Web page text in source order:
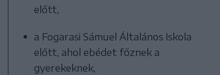
előtt,
a Fogarasi Sámuel Általános Iskola
előtt, ahol ebédet főznek a
gyerekeknek,